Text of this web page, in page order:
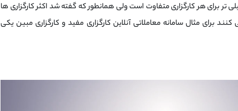
تر برای هر کارگزاری متفاوت است ولی همانطور که گفته شد اکثر کارگزاری ها
برای مثال سامانه معاملاتی آنلاین کارگزاری مفید و کارگزاری مبین یکی